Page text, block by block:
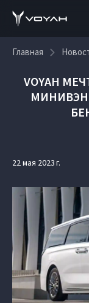
Главная
VOYAH
22 мая 2023 г.